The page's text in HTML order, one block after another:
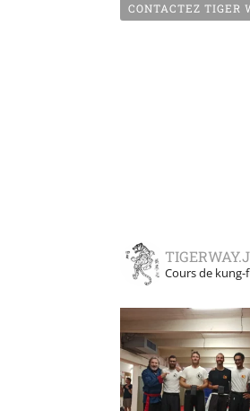
CONTACTEZ TIGER
Cours de